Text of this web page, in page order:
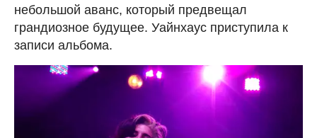
небольшой аванс, который предвещал
грандиозное будущее. Уайнхаус приступила к
записи альбома.